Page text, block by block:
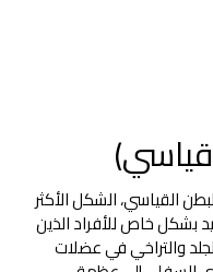
القياسي، الشكل الأكثر
بشكل خاص للأفراد الذين
والتراخي في عضلات